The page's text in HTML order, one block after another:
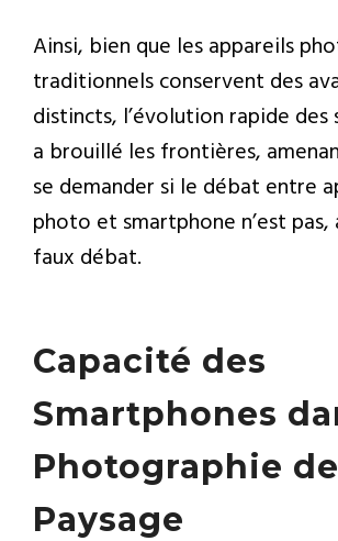
Ainsi, bien que les appareils
traditionnels conservent des
distincts, l’évolution rapide des
a brouillé les frontières,
se demander si le débat entre
photo et smartphone n’est pas,
faux débat.
Capacité des
Smartphones
Photographie de
Paysage